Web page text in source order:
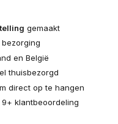
gemaakt
en België
thuisbezorgd
direct op te hangen
klantbeoordeling